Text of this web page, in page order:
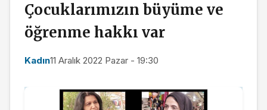
Çocuklarımızın büyüme ve
öğrenme hakkı var
Kadın11 Aralık 2022 Pazar - 19:30